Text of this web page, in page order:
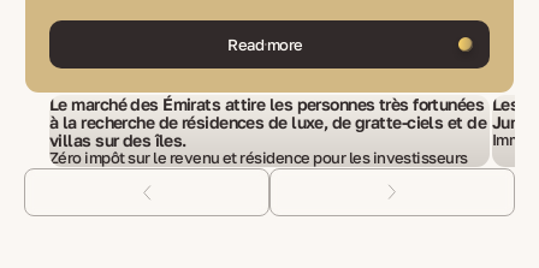
Read more
Le marché des Émirats attire les personnes très fortunées
à la recherche de résidences de luxe, de gratte-ciels et de
villas sur des îles.
Zéro impôt sur le revenu et résidence pour les investisseurs
Les